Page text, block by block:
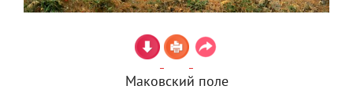
Маковский поле